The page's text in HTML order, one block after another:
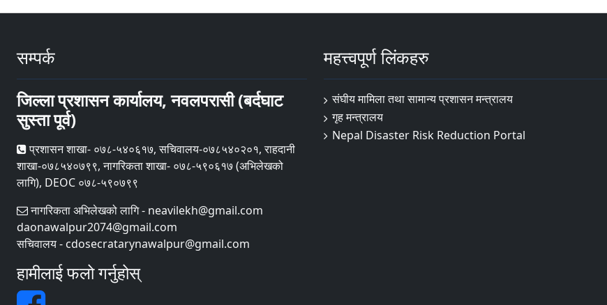
सम्पर्क
जिल्ला प्रशासन कार्यालय, नवलपरासी (बर्दघाट
सुस्ता पूर्व)
प्रशासन शाखा- ०७८-५४०६१७, सचिवालय-०७८५४०२०१, राहदानी
शाखा-०७८५४०७९९, नागरिकता शाखा- ०७८-५९०६१७ (अभिलेखको
लागि), DEOC ०७८-५९०७९९
नागरिकता अभिलेखको लागि - neavilekh@gmail.com
daonawalpur2074@gmail.com
सचिवालय - cdosecratarynawalpur@gmail.com
हामीलाई फलो गर्नुहोस्
महत्त्वपूर्ण लिंकहरु
संघीय मामिला तथा सामान्य प्रशासन मन्त्रालय
गृह मन्त्रालय
Nepal Disaster Risk Reduction Portal